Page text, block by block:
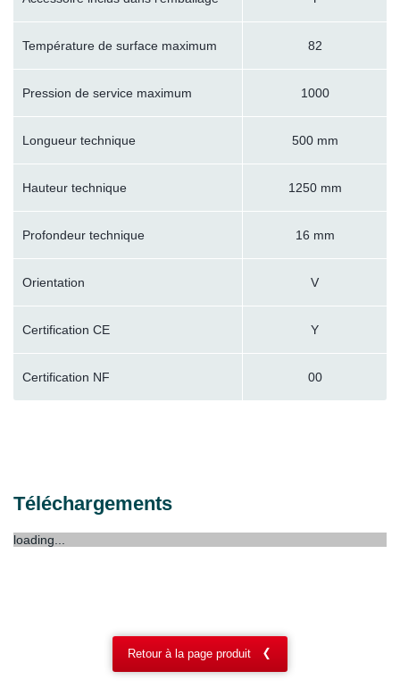
Température de surface maximum 82
Pression de service maximum 1000
Longueur technique 500 mm
Hauteur technique 1250 mm
Profondeur technique 16 mm
Orientation V
Certification CE Y
Certification NF 00
Téléchargements
loading...
Retour à la page produit